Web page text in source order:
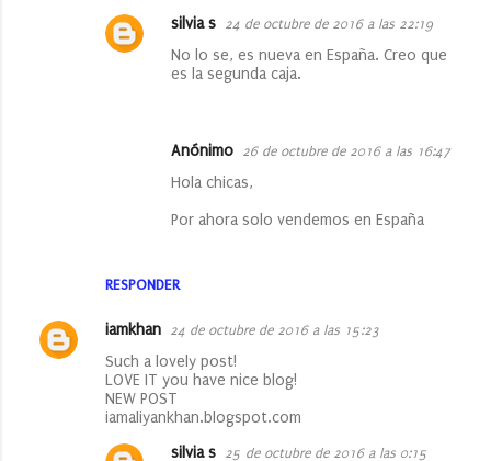
RESPONDER
silvia s 24 de octubre de 2016 a las 22:19
No lo se, es nueva en España. Creo que
es la segunda caja.
Anónimo 26 de octubre de 2016 a las 16:47
Hola chicas,
Por ahora solo vendemos en España
iamkhan 24 de octubre de 2016 a las 15:23
Such a lovely post!
LOVE IT you have nice blog!
NEW POST
iamaliyankhan.blogspot.com
silvia s 25 de octubre de 2016 a las 0:15